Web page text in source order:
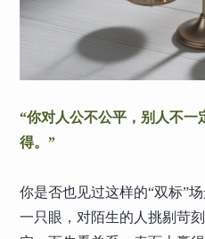
“你对人公不公平，别人不一
得。”
你是否也见过这样的“双标”
一只眼，对陌生的人挑剔苛